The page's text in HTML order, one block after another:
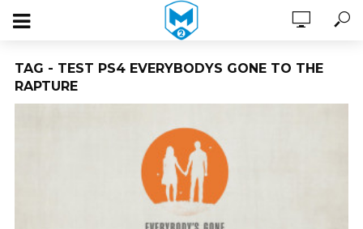
TAG - TEST PS4 EVERYBODYS GONE TO THE
RAPTURE